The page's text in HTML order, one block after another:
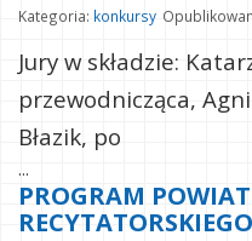
Kategoria: konkursy
Jury w składzie:
przewodnicząca,
Błazik, po
...
PROGRAM